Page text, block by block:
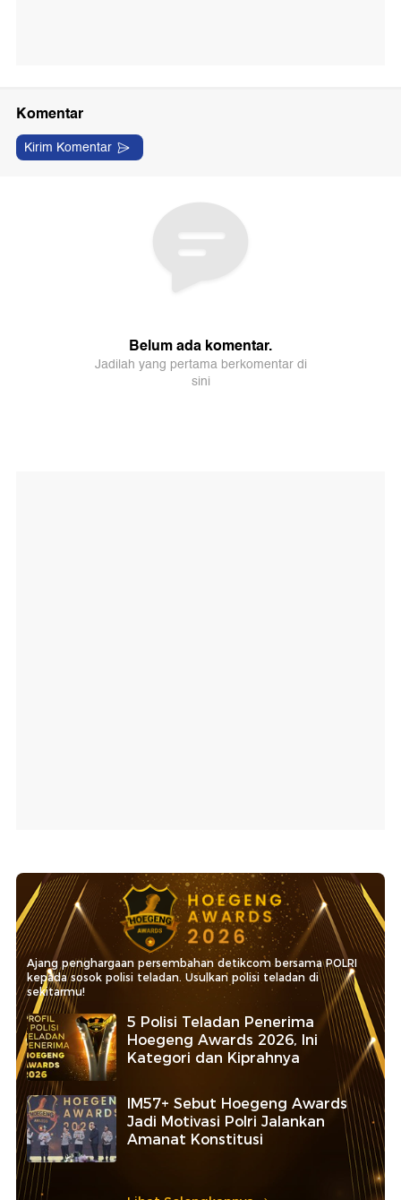
Ajang penghargaan persembahan detikcom bersama POLRI
kepada sosok polisi teladan. Usulkan polisi teladan di
sekitarmu!
5 Polisi Teladan Penerima
Hoegeng Awards 2026, Ini
Kategori dan Kiprahnya
IM57+ Sebut Hoegeng Awards
Jadi Motivasi Polri Jalankan
Amanat Konstitusi